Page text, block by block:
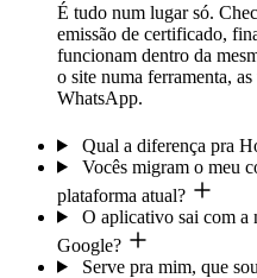
É tudo num lugar só.
emissão de certificado,
funcionam dentro da
o site numa ferramenta,
WhatsApp.
Qual a diferença pra
Vocês migram o meu
plataforma atual?
O aplicativo sai com a
Google?
Serve pra mim, que